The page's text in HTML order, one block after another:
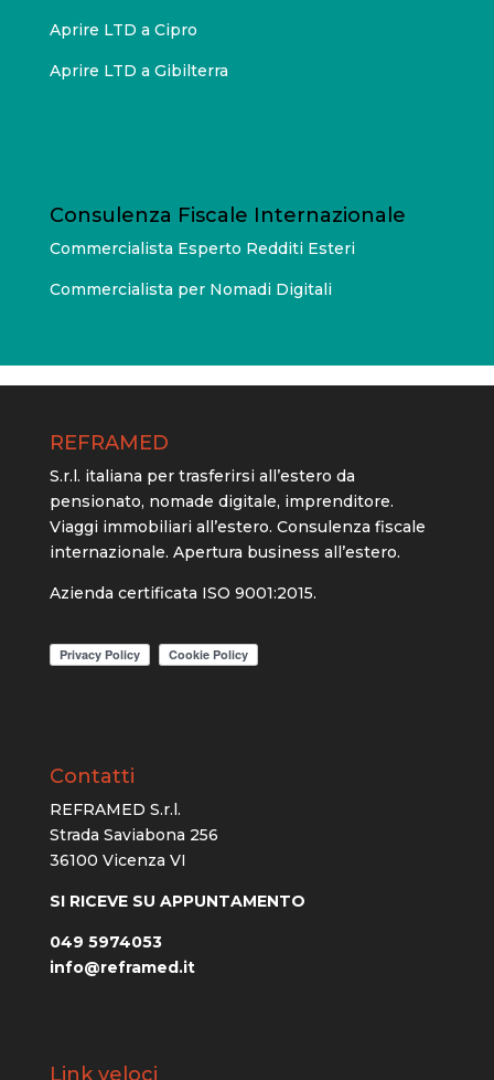
Aprire LTD a Cipro
Aprire LTD a Gibilterra
Consulenza Fiscale Internazionale
Commercialista Esperto Redditi Esteri
Commercialista per Nomadi Digitali
REFRAMED
S.r.l. italiana per trasferirsi all’estero da
pensionato, nomade digitale, imprenditore.
Viaggi immobiliari all’estero. Consulenza fiscale
internazionale. Apertura business all’estero.
Azienda certificata ISO 9001:2015.
Contatti
REFRAMED S.r.l.
Strada Saviabona 256
36100 Vicenza VI
SI RICEVE SU APPUNTAMENTO
049 5974053
info@reframed.it
Link veloci